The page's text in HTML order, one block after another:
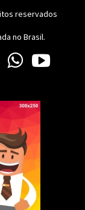
reservados
no Brasil.